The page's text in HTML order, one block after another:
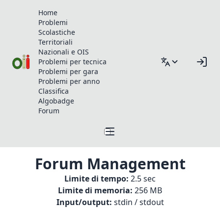
Home
Problemi
Scolastiche
Territoriali
Nazionali e OIS
Problemi per tecnica
Problemi per gara
Problemi per anno
Classifica
Algobadge
Forum
Forum Management
Limite di tempo: 2.5 sec
Limite di memoria: 256 MB
Input/output: stdin / stdout